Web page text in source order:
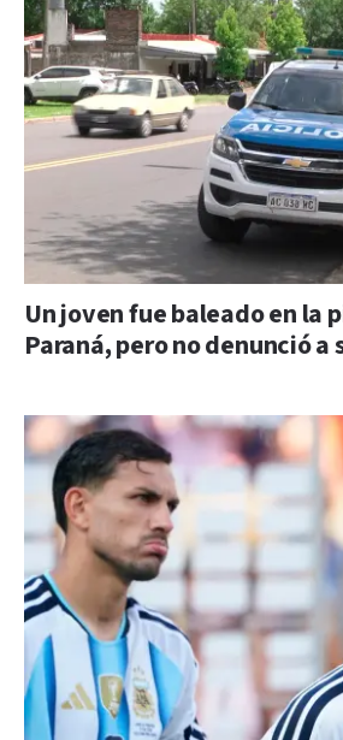
Un joven fue baleado en la
Paraná, pero no denunció a